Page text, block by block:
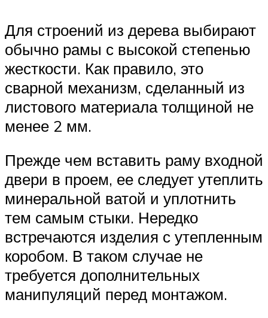
Для строений из дерева выбирают
обычно рамы с высокой степенью
жесткости. Как правило, это
сварной механизм, сделанный из
листового материала толщиной не
менее 2 мм.
Прежде чем вставить раму входной
двери в проем, ее следует утеплить
минеральной ватой и уплотнить
тем самым стыки. Нередко
встречаются изделия с утепленным
коробом. В таком случае не
требуется дополнительных
манипуляций перед монтажом.